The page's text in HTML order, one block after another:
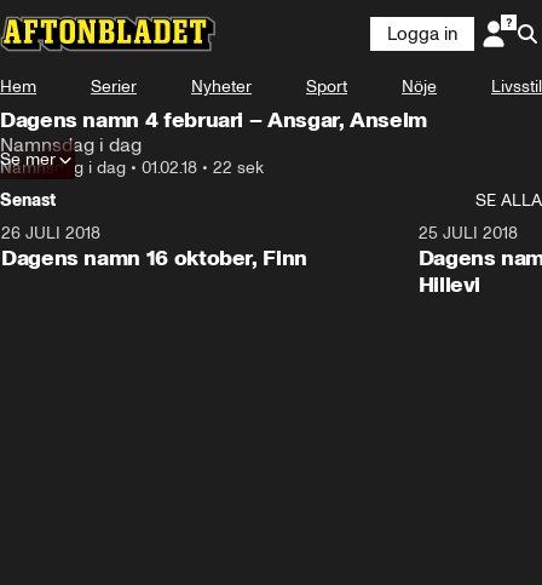
Logga in
Hem Serier Nyheter Sport Nöje Livsstil
Dagens namn 4 februari – Ansgar, Anselm
Namnsdag i dag
Namnsdag i dag • 01.02.18 • 22 sek
Se mer
Senast
SE ALLA
26 JULI 2018
Dagens namn 16 oktober, Finn
25 JULI 2018
Dagens
Hillevi